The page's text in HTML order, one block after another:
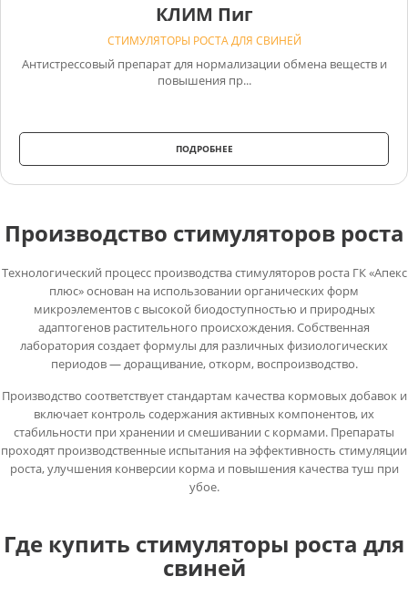
КЛИМ Пиг
СТИМУЛЯТОРЫ РОСТА ДЛЯ СВИНЕЙ
Антистрессовый препарат для нормализации обмена веществ и
повышения пр...
ПОДРОБНЕЕ
Производство стимуляторов роста
Технологический процесс производства стимуляторов роста ГК «Апекс
плюс» основан на использовании органических форм
микроэлементов с высокой биодоступностью и природных
адаптогенов растительного происхождения. Собственная
лаборатория создает формулы для различных физиологических
периодов — доращивание, откорм, воспроизводство.
Производство соответствует стандартам качества кормовых добавок и
включает контроль содержания активных компонентов, их
стабильности при хранении и смешивании с кормами. Препараты
проходят производственные испытания на эффективность стимуляции
роста, улучшения конверсии корма и повышения качества туш при
убое.
Где купить стимуляторы роста для
свиней